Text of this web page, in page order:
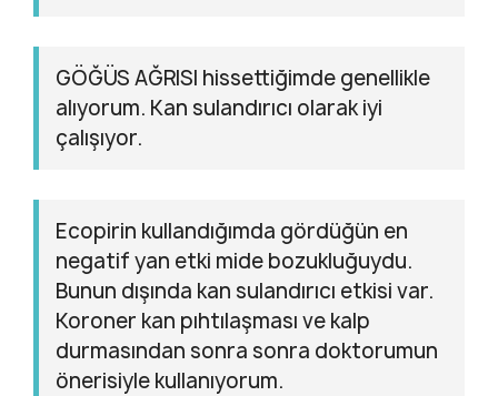
GÖĞÜS AĞRISI hissettiğimde genellikle
alıyorum. Kan sulandırıcı olarak iyi
çalışıyor.
Ecopirin kullandığımda gördüğün en
negatif yan etki mide bozukluğuydu.
Bunun dışında kan sulandırıcı etkisi var.
Koroner kan pıhtılaşması ve kalp
durmasından sonra sonra doktorumun
önerisiyle kullanıyorum.